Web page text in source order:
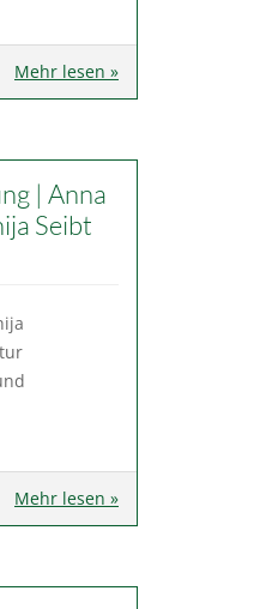
Mehr lesen »
| Anna
Seibt
Mehr lesen »